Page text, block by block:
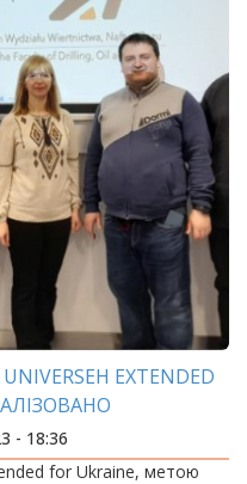
EXTENDED
- 18:36
for Ukraine, метою